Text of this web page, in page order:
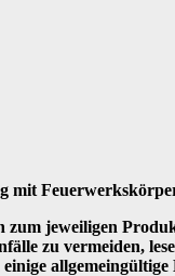
mit
jeweiligen
zu vermeiden,
allgemeingültige